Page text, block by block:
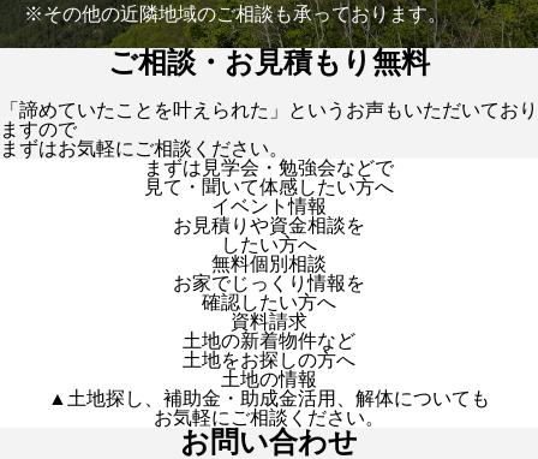
※その他の近隣地域のご相談も承っております。
ご相談・お見積もり無料
「諦めていたことを叶えられた」というお声もいただいており
ますので
まずはお気軽にご相談ください。
まずは見学会・勉強会などで
見て・聞いて体感したい方へ
イベント情報
お見積りや資金相談を
したい方へ
無料個別相談
お家でじっくり情報を
確認したい方へ
資料請求
土地の新着物件など
土地をお探しの方へ
土地の情報
▲土地探し、補助金・助成金活用、解体についても
お気軽にご相談ください。
お問い合わせ